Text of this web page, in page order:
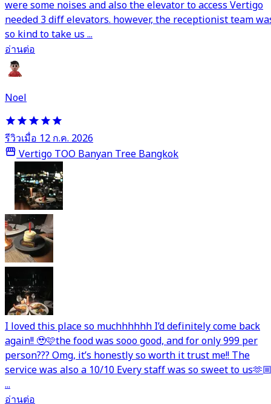
were some noises and also the elevator to access Vertigo
needed 3 diff elevators. however, the receptionist team
so kind to take us ...
อ่านต่อ
Noel
รีวิวเมื่อ 12 ก.ค. 2026
Vertigo TOO Banyan Tree Bangkok
I loved this place so muchhhhhh I’d definitely come back
again!! 🥹🩷the food was sooo good, and for only 999 per
person??? Omg, it’s honestly so worth it trust me!! The
service was also a 10/10 Every staff was so sweet to
...
อ่านต่อ